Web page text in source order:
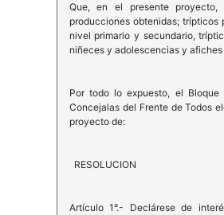
Que, en el presente proyecto,
producciones obtenidas; trípticos
nivel primario y secundario,
niñeces y adolescencias y
Por todo lo expuesto, el Bloque
Concejalas del Frente de Todos
proyecto de:
RESOLUCION
Artículo 1°.- Declárese de